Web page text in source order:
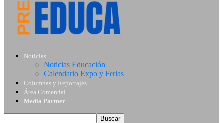
Noticias
Noticias Educación
Calendario Expo y Ferias
Columnas y Reportajes
Área Comercial
Media Partner